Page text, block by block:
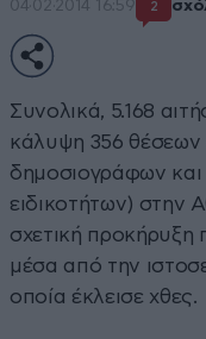
04·02·2014 16:59 2
Συνολικά, 5.168
κάλυψη 356 θέσεων
δημοσιογράφων και
ειδικοτήτων) στην
σχετική
μέσα από την
οποία έκλεισε χθες.